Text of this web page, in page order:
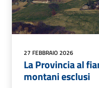
27 FEBBRAIO 2026
La Provincia al
montani esclusi